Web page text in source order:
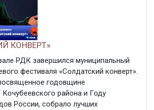
КОНВЕРТ»
РДК завершился муниципальный
фестиваля «Солдатский конверт».
годовщине
района и Году
России, собрало лучших